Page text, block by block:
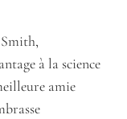
à la science
amie